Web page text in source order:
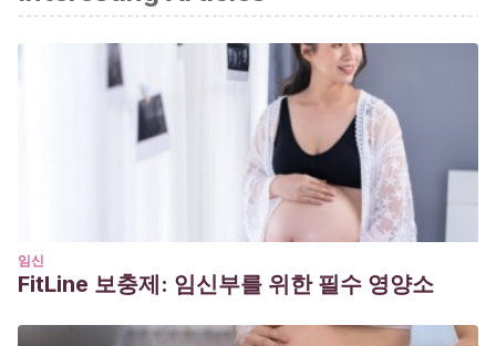
임신
FitLine 보충제: 임신부를 위한 필수 영양소